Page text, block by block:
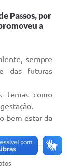
Passos, por
a
sempre
das futuras
temas como
bem-estar da